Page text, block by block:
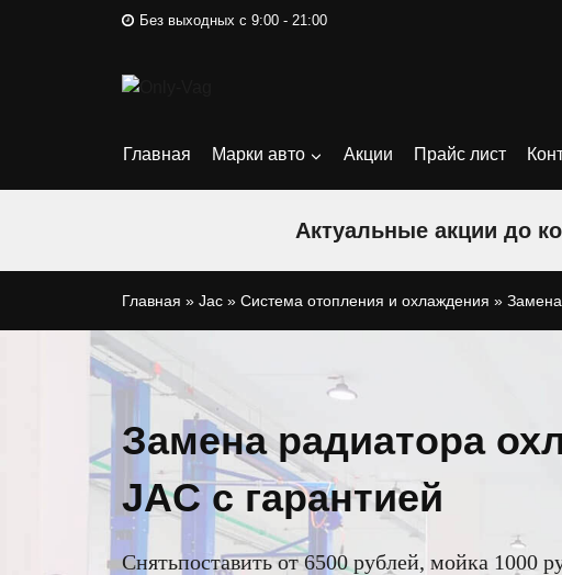
Без выходных с 9:00 - 21:00
Главная Марки авто Акции Прайс лист
Актуальные акции до
Главная » Jac » Система отопления и охлаждения »
Замена радиатора
JAC с гарантией
Снятьпоставить от 6500 рублей, мойка 1000